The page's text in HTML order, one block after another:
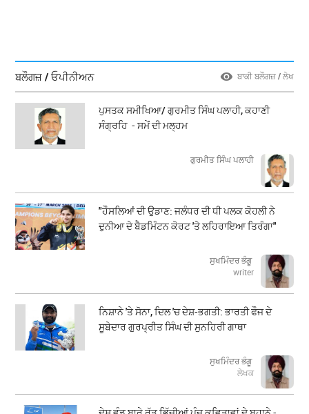
ਬਲੌਗਜ਼ / ਓਪੀਨੀਅਨ ਬਾਕੀ ਬਲੌਗਜ਼ / ਲੇਖ
ਪੁਸਤਕ ਸਮੀਖਿਆ/ ਗੁਰਮੀਤ ਸਿੰਘ ਪਲਾਹੀ, ਕਹਾਣੀ
ਸੰਗ੍ਰਹਿ - ਸਮੇਂ ਦੀ ਮਲ੍ਹਮ
ਗੁਰਮੀਤ ਸਿੰਘ ਪਲਾਹੀ
"ਹੌਸਲਿਆਂ ਦੀ ਉਡਾਣ: ਜਲੰਧਰ ਦੀ ਧੀ ਪਲਕ ਕੋਹਲੀ ਨੇ
ਦੁਨੀਆ ਦੇ ਬੈਡਮਿੰਟਨ ਕੋਰਟ 'ਤੇ ਲਹਿਰਾਇਆ ਤਿਰੰਗਾ"
ਸੁਖਮਿੰਦਰ ਭੰਗੂ
writer
ਨਿਸ਼ਾਨੇ 'ਤੇ ਸੋਨਾ, ਦਿਲ 'ਚ ਦੇਸ਼-ਭਗਤੀ: ਭਾਰਤੀ ਫੌਜ ਦੇ
ਸੂਬੇਦਾਰ ਗੁਰਪ੍ਰੀਤ ਸਿੰਘ ਦੀ ਸੁਨਹਿਰੀ ਗਾਥਾ
ਸੁਖਮਿੰਦਰ ਭੰਗੂ
ਲੇਖਕ